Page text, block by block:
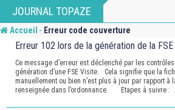
to
content
JOURNAL TOPAZE
Accueil - Erreur code couverture
Erreur 102 lors de la génération de la
Ce message d’erreur est déclenché par les
génération d’une FSE Visite. Cela signifie que la
manuellement ou bien n’est plus à jour par rapport à
renseignée dans l’ordonnance. Etapes à suivre :